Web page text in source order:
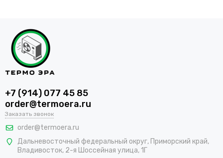
+7 (914) 077 45 85
order@termoera.ru
Заказать звонок
order@termoera.ru
Дальневосточный федеральный округ, Приморский край,
Владивосток, 2-я Шоссейная улица, 1Г